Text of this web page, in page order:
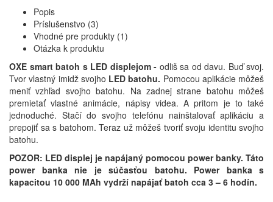
Popis
Príslušenstvo (3)
Vhodné pre produkty (1)
Otázka k produktu
OXE smart batoh s LED displejom - odliš sa od davu. Buď svoj.
Tvor vlastný imidž svojho LED batohu. Pomocou aplikácie môžeš
meniť vzhľad svojho batohu. Na zadnej strane batohu môžeš
premietať vlastné animácie, nápisy videa. A pritom je to také
jednoduché. Stačí do svojho telefónu nainštalovať aplikáciu a
prepojiť sa s batohom. Teraz už môžeš tvoriť svoju identitu svojho
batohu.
POZOR: LED displej je napájaný pomocou power banky. Táto
power banka nie je súčasťou batohu. Power banka s
kapacitou 10 000 MAh vydrží napájať batoh cca 3 – 6 hodín.